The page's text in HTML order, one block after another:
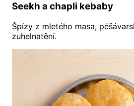
Seekh a chapli kebaby
Špízy z mletého masa,
zuhelnatění.